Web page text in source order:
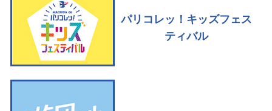
パリコレッ！キッズフェス
ティバル